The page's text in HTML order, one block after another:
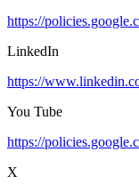
https://
LinkedIn
https://
You Tube
https://
X